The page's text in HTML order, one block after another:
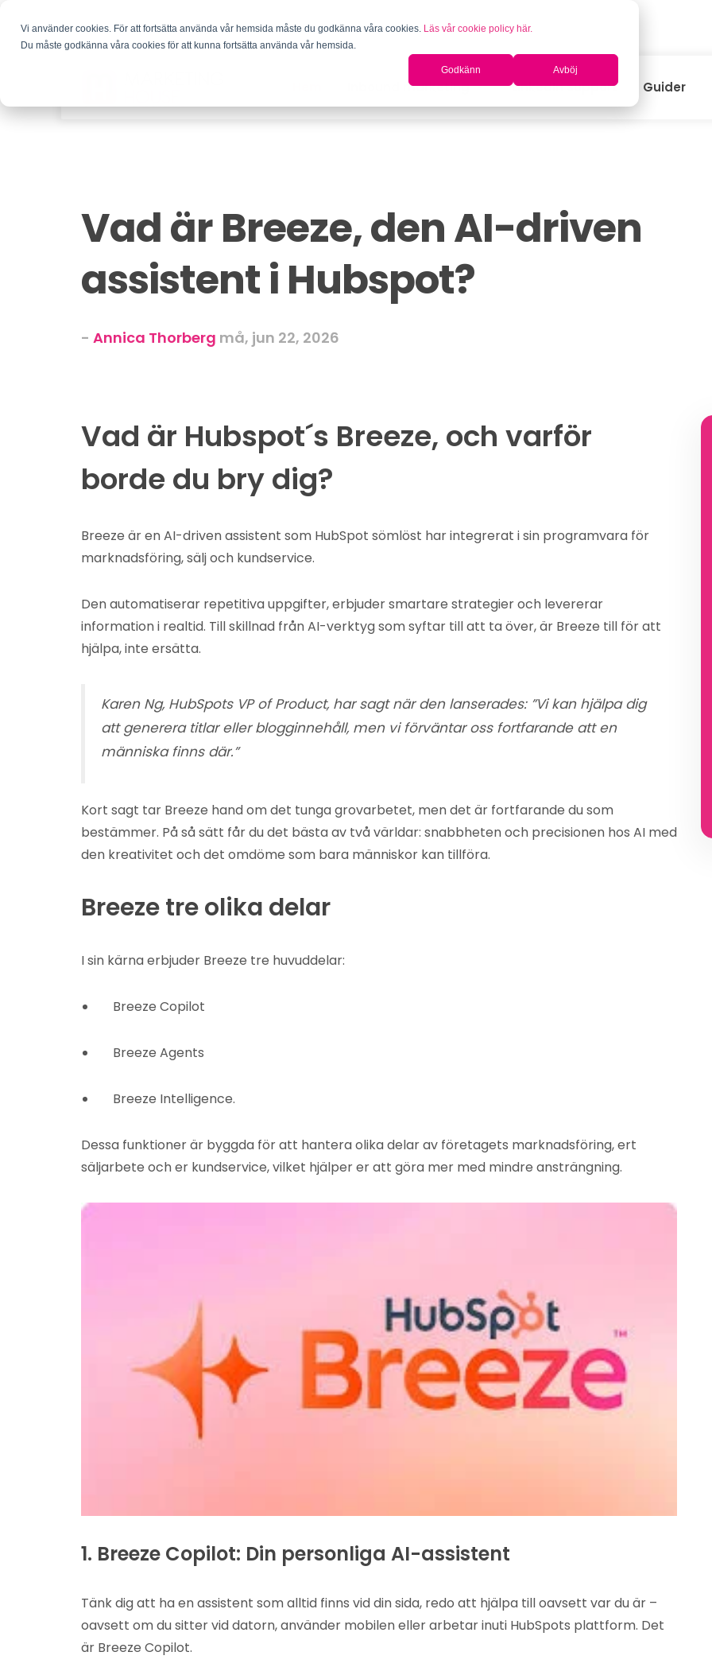
Vi använder cookies. För att fortsätta använda vår hemsida måste du godkänna våra cookies. Läs vår cookie policy här.
Du måste godkänna våra cookies för att kunna fortsätta använda vår hemsida.
Godkänn Avböj
Inbound marketing LinkedIn support Guider
Vad är Breeze, den AI-driven
assistent i Hubspot?
- Annica Thorberg må, jun 22, 2026
Vad är Hubspot´s Breeze, och varför
borde du bry dig?
Breeze är en AI-driven assistent som HubSpot sömlöst har integrerat i sin programvara för
marknadsföring, sälj och kundservice.
Den automatiserar repetitiva uppgifter, erbjuder smartare strategier och levererar
information i realtid. Till skillnad från AI-verktyg som syftar till att ta över, är Breeze till för att
hjälpa, inte ersätta.
Karen Ng, HubSpots VP of Product, har sagt när den lanserades: ”Vi kan hjälpa dig
att generera titlar eller blogginnehåll, men vi förväntar oss fortfarande att en
människa finns där.”
Kort sagt tar Breeze hand om det tunga grovarbetet, men det är fortfarande du som
bestämmer. På så sätt får du det bästa av två världar: snabbheten och precisionen hos AI med
den kreativitet och det omdöme som bara människor kan tillföra.
Breeze tre olika delar
I sin kärna erbjuder Breeze tre huvuddelar:
Breeze Copilot
Breeze Agents
Breeze Intelligence.
Dessa funktioner är byggda för att hantera olika delar av företagets marknadsföring, ert
säljarbete och er kundservice, vilket hjälper er att göra mer med mindre ansträngning.
1. Breeze Copilot: Din personliga AI-assistent
Tänk dig att ha en assistent som alltid finns vid din sida, redo att hjälpa till oavsett var du är –
oavsett om du sitter vid datorn, använder mobilen eller arbetar inuti HubSpots plattform. Det
är Breeze Copilot.